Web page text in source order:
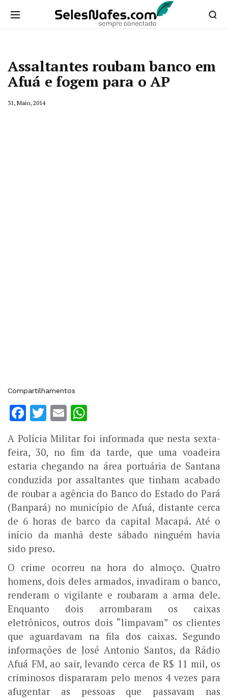
Assaltantes roubam banco em
Afuá e fogem para o AP
31, Maio, 2014
Compartilhamentos
Facebook
Twitter
Email
A Polícia Militar foi informada que nesta sexta-
feira, 30, no fim da tarde, que uma voadeira
estaria chegando na área portuária de Santana
conduzida por assaltantes que tinham acabado
de roubar a agência do Banco do Estado do Pará
(Banpará) no município de Afuá, distante cerca
de 6 horas de barco da capital Macapá. Até o
início da manhã deste sábado ninguém havia
sido preso.
O crime ocorreu na hora do almoço. Quatro
homens, dois deles armados, invadiram o banco,
renderam o vigilante e roubaram a arma dele.
Enquanto dois arrombaram os caixas
eletrônicos, outros dois “limpavam” os clientes
que aguardavam na fila dos caixas. Segundo
informações de José Antonio Santos, da Rádio
Afuá FM, ao sair, levando cerca de R$ 11 mil, os
criminosos dispararam pelo menos 4 vezes para
afugentar as pessoas que passavam nas